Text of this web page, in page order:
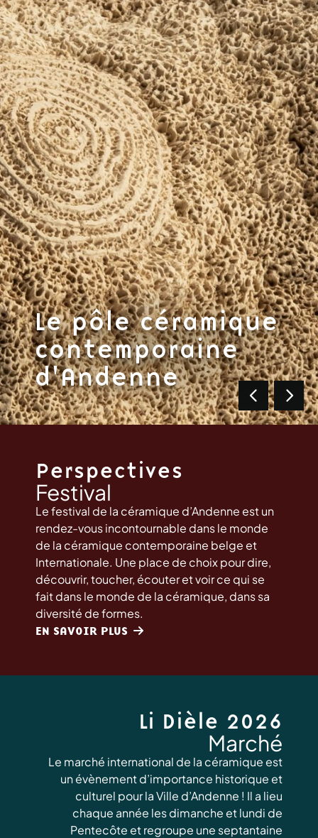
Le pôle céramique
contemporaine
d'Andenne
Perspectives
Festival
Le festival de la céramique d’Andenne est un
rendez-vous incontournable dans le monde
de la céramique contemporaine belge et
Internationale. Une place de choix pour dire,
découvrir, toucher, écouter et voir ce qui se
fait dans le monde de la céramique, dans sa
diversité de formes.
EN SAVOIR PLUS
Li Dièle 2026
Marché
Le marché international de la céramique est
un évènement d’importance historique et
culturel pour la Ville d’Andenne ! Il a lieu
chaque année les dimanche et lundi de
Pentecôte et regroupe une septantaine